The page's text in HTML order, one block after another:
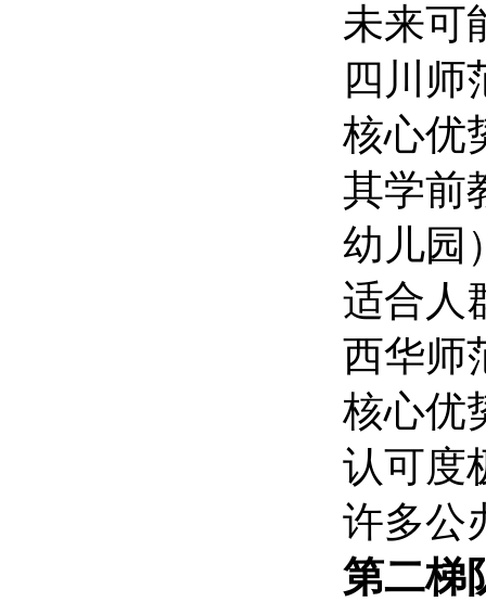
未来可
四川师
核心优
其学前
幼儿园
适合人
西华师
核心优
认可度
许多公
第二梯